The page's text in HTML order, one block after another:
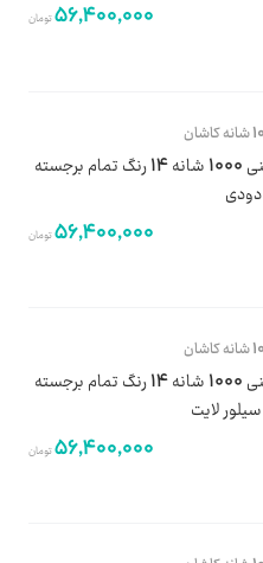
56,400,000تومان
فرش ماشینی 1000 شانه 14 رنگ تمام برجسته
56,400,000تومان
فرش ماشینی 1000 شانه 14 رنگ تمام برجسته
لایت
56,400,000تومان